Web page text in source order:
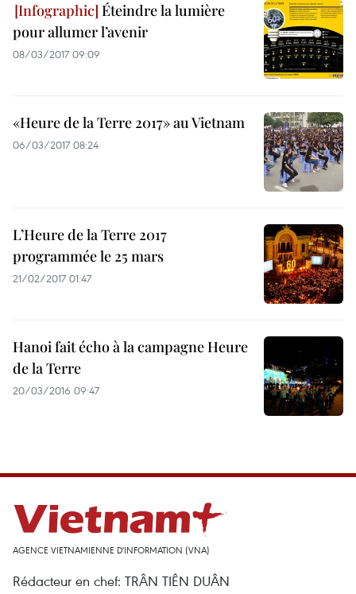
Éteindre la lumière
pour allumer l’avenir
08/03/2017 09:09
«Heure de la Terre 2017» au Vietnam
06/03/2017 08:24
L’Heure de la Terre 2017
programmée le 25 mars
21/02/2017 01:47
Hanoi fait écho à la campagne Heure
de la Terre
20/03/2016 09:47
AGENCE VIETNAMIENNE D'INFORMATION (VNA)
Rédacteur en chef: TRÂN TIÊN DUÂN